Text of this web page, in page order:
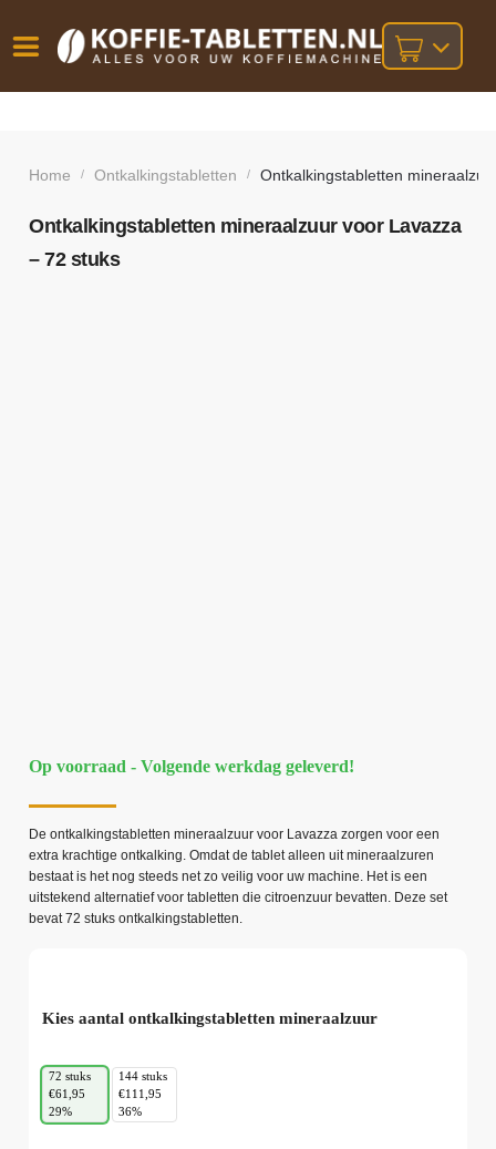
besteld,
volgende
bij orders
boven
Home / Ontkalkingstabletten / Ontkalkingstabletten
Ontkalkingstabletten mineraalzuur voor Lavazza
– 72 stuks
Op voorraad - Volgende werkdag geleverd!
De ontkalkingstabletten mineraalzuur voor Lavazza zorgen voor een
extra krachtige ontkalking. Omdat de tablet alleen uit mineraalzuren
bestaat is het nog steeds net zo veilig voor uw machine. Het is een
uitstekend alternatief voor tabletten die citroenzuur bevatten. Deze set
bevat 72 stuks ontkalkingstabletten.
Kies aantal ontkalkingstabletten mineraalzuur
72 stuks
€61,95
29%
144 stuks
€111,95
36%